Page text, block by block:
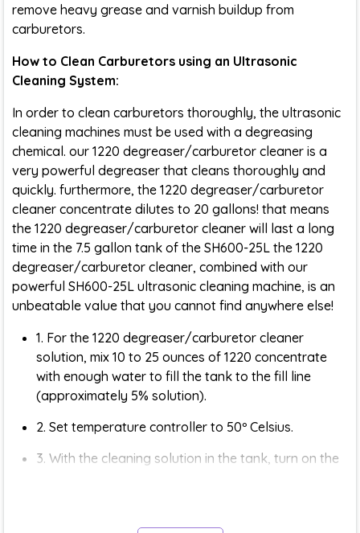
remove heavy grease and varnish buildup from
carburetors.
How to Clean Carburetors using an Ultrasonic
Cleaning System:
In order to clean carburetors thoroughly, the ultrasonic
cleaning machines must be used with a degreasing
chemical. our 1220 degreaser/carburetor cleaner is a
very powerful degreaser that cleans thoroughly and
quickly. furthermore, the 1220 degreaser/carburetor
cleaner concentrate dilutes to 20 gallons! that means
the 1220 degreaser/carburetor cleaner will last a long
time in the 7.5 gallon tank of the SH600-25L the 1220
degreaser/carburetor cleaner, combined with our
powerful SH600-25L ultrasonic cleaning machine, is an
unbeatable value that you cannot find anywhere else!
1. For the 1220 degreaser/carburetor cleaner
solution, mix 10 to 25 ounces of 1220 concentrate
with enough water to fill the tank to the fill line
(approximately 5% solution).
2. Set temperature controller to 50º Celsius.
3. With the cleaning solution in the tank, turn on the
4. Clean carburetors from 15 to 30 minutes (15